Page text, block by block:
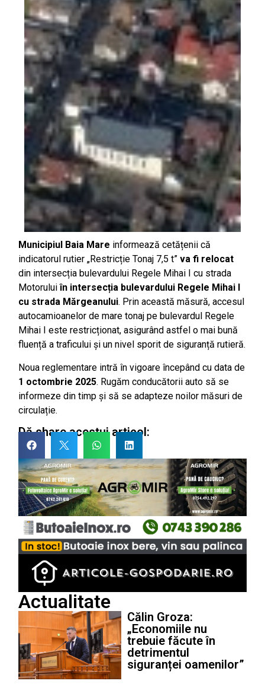
Municipiul Baia Mare informează cetățenii că
indicatorul rutier „Restricție Tonaj 7,5 t”va fi relocat
din intersecția bulevardului Regele Mihai I cu strada
Motoruluiîn intersecția bulevardului Regele Mihai I
cu strada Mărgeanului. Prin această măsură, accesul
autocamioanelor de mare tonaj pe bulevardul Regele
Mihai I este restricționat, asigurând astfel o mai bună
fluență a traficului și un nivel sporit de siguranță rutieră.
Noua reglementare intră în vigoare începând cu data de
1 octombrie 2025. Rugăm conducătorii auto să se
informeze din timp și să se adapteze noilor măsuri de
circulație.
Dă share acestui articol:
Actualitate
Călin Groza:
„Economiile nu
trebuie făcute în
detrimentul
siguranței oamenilor”